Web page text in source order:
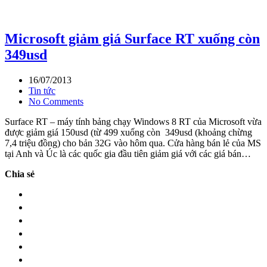
Microsoft giảm giá Surface RT xuống còn
349usd
16/07/2013
Tin tức
No Comments
Surface RT – máy tính bảng chạy Windows 8 RT của Microsoft vừa
được giảm giá 150usd (từ 499 xuống còn 349usd (khoảng chừng
7,4 triệu đồng) cho bản 32G vào hôm qua. Cửa hàng bán lẻ của MS
tại Anh và Úc là các quốc gia đầu tiên giảm giá với các giá bán…
Chia sẻ